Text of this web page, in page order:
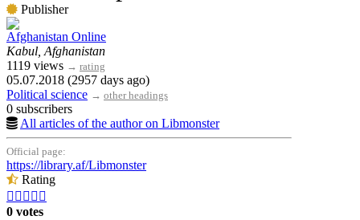
Publisher
Afghanistan Online
Kabul, Afghanistan
1119 views → rating
05.07.2018 (2957 days ago)
Political science → other headings
0 subscribers
All articles of the author on Libmonster
Official page:
https://library.af/Libmonster
Rating
    
0 votes